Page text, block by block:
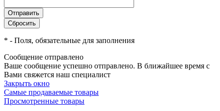
* - Поля, обязательные для заполнения
Сообщение отправлено
Ваше сообщение успешно отправлено. В ближайшее время с
Вами свяжется наш специалист
Закрыть окно
Самые продаваемые товары
Просмотренные товары